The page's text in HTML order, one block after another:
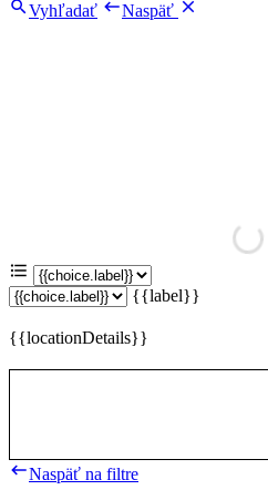
Vyhľadať
Naspäť
{{label}}
{{locationDetails}}
Naspäť na filtre